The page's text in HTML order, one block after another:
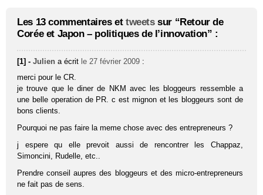
Les 13 commentaires et tweetssur “Retour de
Corée et Japon – politiques de l’innovation” :
[1] -Julien a écrit le 27 février 2009 :
merci pour le CR.
je trouve que le diner de NKM avec les bloggeurs ressemble a
une belle operation de PR. c est mignon et les bloggeurs sont de
bons clients.
Pourquoi ne pas faire la meme chose avec des entrepreneurs ?
j espere qu elle prevoit aussi de rencontrer les Chappaz,
Simoncini, Rudelle, etc..
Prendre conseil aupres des bloggeurs et des micro-entrepreneurs
ne fait pas de sens.